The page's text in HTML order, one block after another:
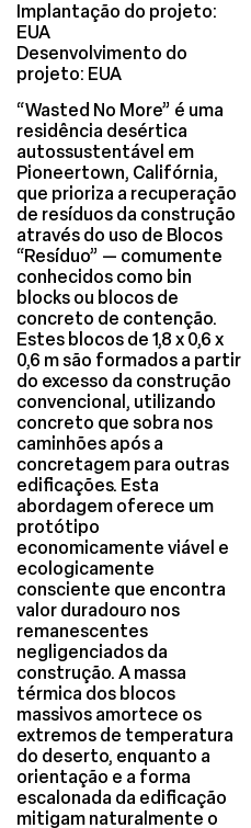
Implantação do projeto:
EUA
Desenvolvimento do
projeto: EUA
“Wasted No More” é uma
residência desértica
autossustentável em
Pioneertown, Califórnia,
que prioriza a recuperação
de resíduos da construção
através do uso de Blocos
“Resíduo” — comumente
conhecidos como bin
blocks ou blocos de
concreto de contenção.
Estes blocos de 1,8 x 0,6 x
0,6 m são formados a partir
do excesso da construção
convencional, utilizando
concreto que sobra nos
caminhões após a
concretagem para outras
edificações. Esta
abordagem oferece um
protótipo
economicamente viável e
ecologicamente
consciente que encontra
valor duradouro nos
remanescentes
negligenciados da
construção. A massa
térmica dos blocos
massivos amortece os
extremos de temperatura
do deserto, enquanto a
orientação e a forma
escalonada da edificação
mitigam naturalmente o